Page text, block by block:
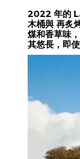
2022 年的
木桶與 再炙
煤和香草味
其悠長，即